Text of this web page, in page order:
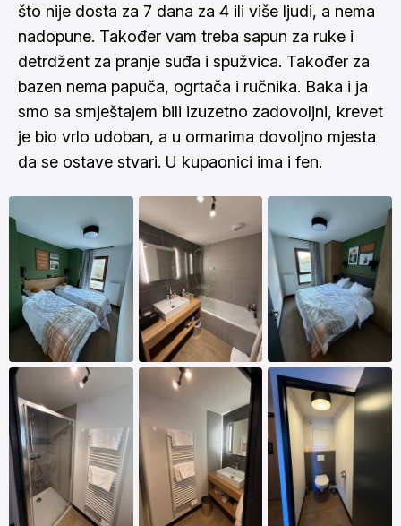
što nije dosta za 7 dana za 4 ili više ljudi, a nema
nadopune. Također vam treba sapun za ruke i
detrdžent za pranje suđa i spužvica. Također za
bazen nema papuča, ogrtača i ručnika. Baka i ja
smo sa smještajem bili izuzetno zadovoljni, krevet
je bio vrlo udoban, a u ormarima dovoljno mjesta
da se ostave stvari. U kupaonici ima i fen.